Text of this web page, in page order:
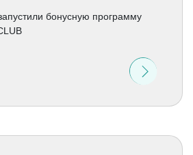
бонусную программу